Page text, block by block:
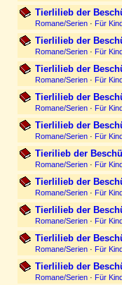
Tierlilieb der
Romane/Serien · Für
Tierlilieb der
Romane/Serien · Für
Tierlilieb der
Romane/Serien · Für
Tierlilieb der
Romane/Serien · Für
Tierlilieb der
Romane/Serien · Für
Tierilieb der
Romane/Serien · Für
Tierlilieb der
Romane/Serien · Für
Tierlilieb der
Romane/Serien · Für
Tierlilieb der
Romane/Serien · Für
Tierlilieb der
Romane/Serien · Für